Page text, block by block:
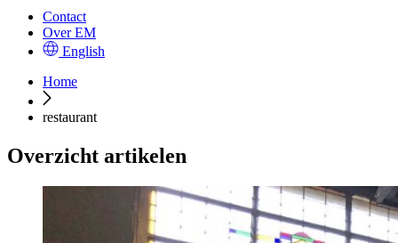
Contact
Over EM
English
Home
restaurant
Overzicht artikelen